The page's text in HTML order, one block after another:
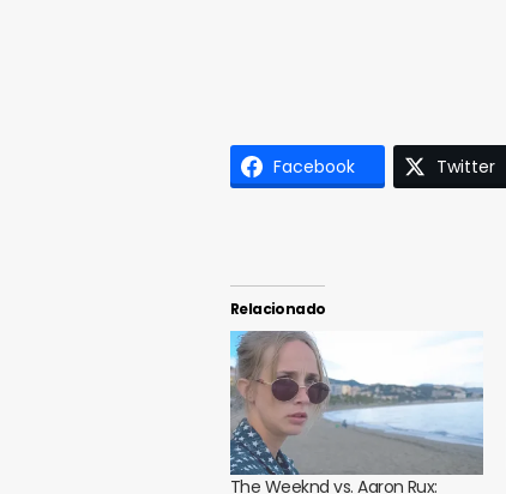
Facebook Twitter
Relacionado
The Weeknd vs. Aaron Rux: